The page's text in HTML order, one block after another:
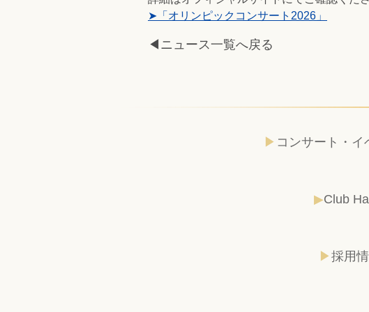
➤「オリンピックコンサート2026」
◀ニュース一覧へ戻る
コンサート・
Club
採用